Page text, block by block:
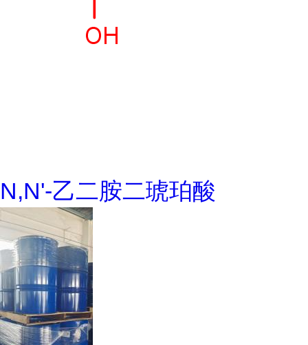
N,N'-乙二胺二琥珀酸